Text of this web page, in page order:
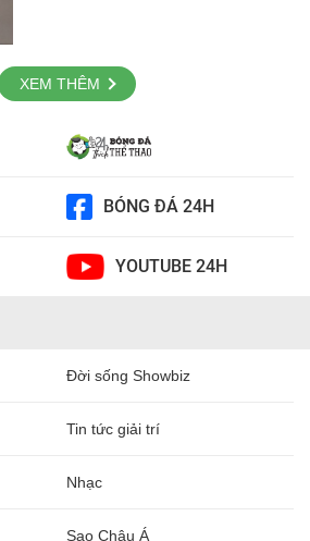
XEM THÊM
BÓNG ĐÁ 24H
YOUTUBE 24H
Đời sống Showbiz
Tin tức giải trí
Nhạc
Sao Châu Á